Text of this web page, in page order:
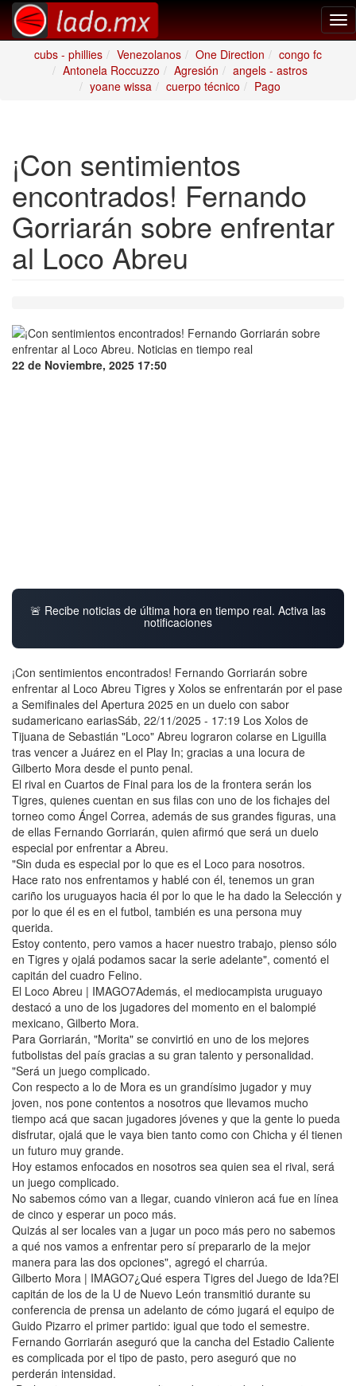
cubs - phillies
Venezolanos One Direction
congo fc
Antonela Roccuzzo
Agresión
angels - astros
yoane wissa
cuerpo técnico Pago
¡Con sentimientos
encontrados! Fernando
Gorriarán sobre enfrentar
al Loco Abreu
22 de Noviembre, 2025 17:50
🚨 Recibe noticias de última hora en tiempo real. Activa las
notificaciones
¡Con sentimientos encontrados! Fernando Gorriarán sobre
enfrentar al Loco Abreu Tigres y Xolos se enfrentarán por el pase
a Semifinales del Apertura 2025 en un duelo con sabor
sudamericano eariasSáb, 22/11/2025 - 17:19 Los Xolos de
Tijuana de Sebastián "Loco" Abreu lograron colarse en Liguilla
tras vencer a Juárez en el Play In; gracias a una locura de
Gilberto Mora desde el punto penal.
El rival en Cuartos de Final para los de la frontera serán los
Tigres, quienes cuentan en sus filas con uno de los fichajes del
torneo como Ángel Correa, además de sus grandes figuras, una
de ellas Fernando Gorriarán, quien afirmó que será un duelo
especial por enfrentar a Abreu.
"Sin duda es especial por lo que es el Loco para nosotros.
Hace rato nos enfrentamos y hablé con él, tenemos un gran
cariño los uruguayos hacia él por lo que le ha dado la Selección y
por lo que él es en el futbol, también es una persona muy
querida.
Estoy contento, pero vamos a hacer nuestro trabajo, pienso sólo
en Tigres y ojalá podamos sacar la serie adelante", comentó el
capitán del cuadro Felino.
El Loco Abreu | IMAGO7Además, el mediocampista uruguayo
destacó a uno de los jugadores del momento en el balompié
mexicano, Gilberto Mora.
Para Gorriarán, "Morita" se convirtió en uno de los mejores
futbolistas del país gracias a su gran talento y personalidad.
"Será un juego complicado.
Con respecto a lo de Mora es un grandísimo jugador y muy
joven, nos pone contentos a nosotros que llevamos mucho
tiempo acá que sacan jugadores jóvenes y que la gente lo pueda
disfrutar, ojalá que le vaya bien tanto como con Chicha y él tienen
un futuro muy grande.
Hoy estamos enfocados en nosotros sea quien sea el rival, será
un juego complicado.
No sabemos cómo van a llegar, cuando vinieron acá fue en línea
de cinco y esperar un poco más.
Quizás al ser locales van a jugar un poco más pero no sabemos
a qué nos vamos a enfrentar pero sí prepararlo de la mejor
manera para las dos opciones", agregó el charrúa.
Gilberto Mora | IMAGO7¿Qué espera Tigres del Juego de Ida?El
capitán de los de la U de Nuevo León transmitió durante su
conferencia de prensa un adelanto de cómo jugará el equipo de
Guido Pizarro el primer partido: igual que todo el semestre.
Fernando Gorriarán aseguró que la cancha del Estadio Caliente
es complicada por el tipo de pasto, pero aseguró que no
perderán intensidad.